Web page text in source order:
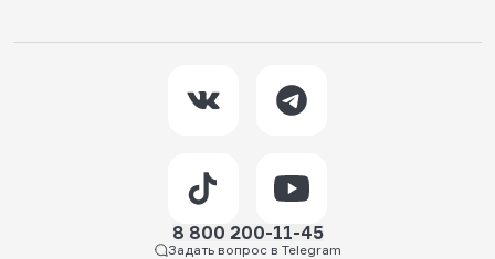
8 800 200-11-45
Задать вопрос в Telegram